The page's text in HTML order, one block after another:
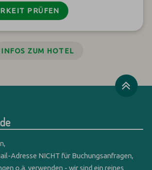
PRÜFEN
INFOS ZUM HOTEL
Adresse NICHT für Buchungsanfragen,
o.ä. verwenden - wir sind ein reines